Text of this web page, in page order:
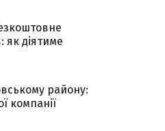
як діятиме
району:
компанії